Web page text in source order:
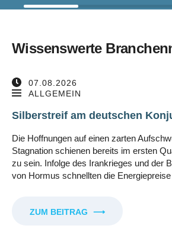
Wissenswerte
07.08.2026
ALLGEMEIN
Silberstreif am deutschen
Die Hoffnungen auf einen zarten
Stagnation schienen bereits im ersten
zu sein. Infolge des Irankrieges und der
von Hormus schnellten die
ZUM BEITRAG ⟶